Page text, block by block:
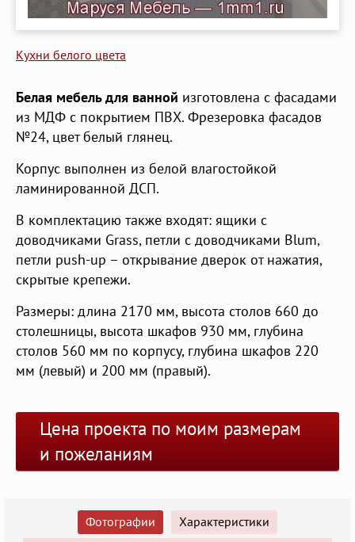
Кухни белого цвета
Белая мебель для ванной изготовлена с фасадами
из МДФ с покрытием ПВХ. Фрезеровка фасадов
№24, цвет белый глянец.
Корпус выполнен из белой влагостойкой
ламинированной ДСП.
В комплектацию также входят: ящики с
доводчиками Grass, петли с доводчиками Blum,
петли push-up – открывание дверок от нажатия,
скрытые крепежи.
Размеры: длина 2170 мм, высота столов 660 до
столешницы, высота шкафов 930 мм, глубина
столов 560 мм по корпусу, глубина шкафов 220
мм (левый) и 200 мм (правый).
Цена проекта по моим размерам
и пожеланиям
Фотографии
Характеристики